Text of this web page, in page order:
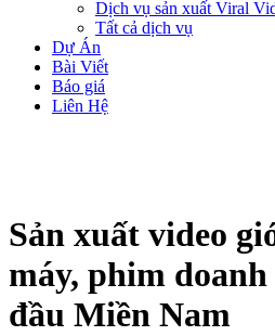
Dịch vụ sản xuất Viral
Tất cả dịch vụ
Dự Án
Bài Viết
Báo giá
Liên Hệ
Sản xuất video
máy, phim
đầu Miền Nam